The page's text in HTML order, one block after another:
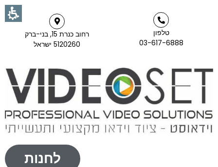
טלפון
03-617-6888
רחוב כנרת 15, בני-ברק
5120260 ישראל
לחנות